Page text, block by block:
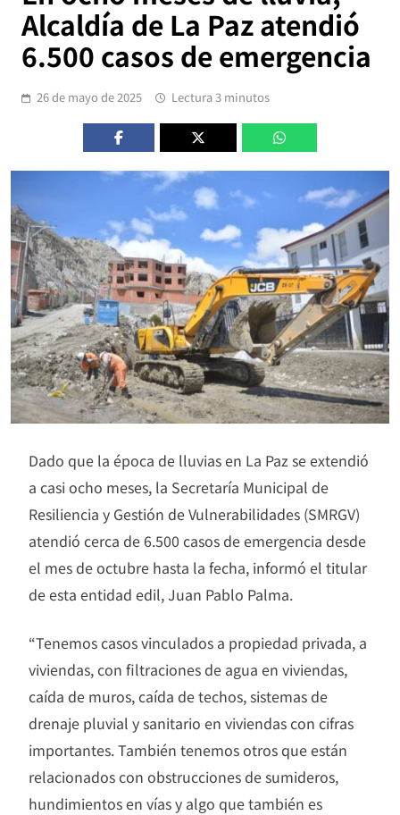
Alcaldía de La Paz atendió
6.500 casos de emergencia
26 de mayo de 2025 Lectura 3 minutos
Dado que la época de lluvias en La Paz se extendió
a casi ocho meses, la Secretaría Municipal de
Resiliencia y Gestión de Vulnerabilidades (SMRGV)
atendió cerca de 6.500 casos de emergencia desde
el mes de octubre hasta la fecha, informó el titular
de esta entidad edil, Juan Pablo Palma.
“Tenemos casos vinculados a propiedad privada, a
viviendas, con filtraciones de agua en viviendas,
caída de muros, caída de techos, sistemas de
drenaje pluvial y sanitario en viviendas con cifras
importantes. También tenemos otros que están
relacionados con obstrucciones de sumideros,
hundimientos en vías y algo que también es